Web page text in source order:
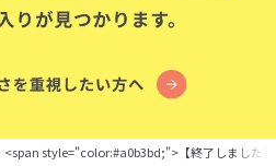
<span style="color:#a0b3bd;">【終了しました